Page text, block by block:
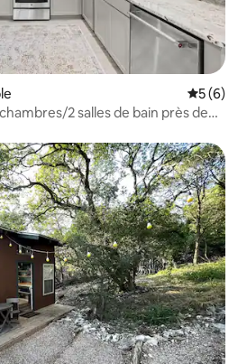
5 (6)
2 salles de bain près de